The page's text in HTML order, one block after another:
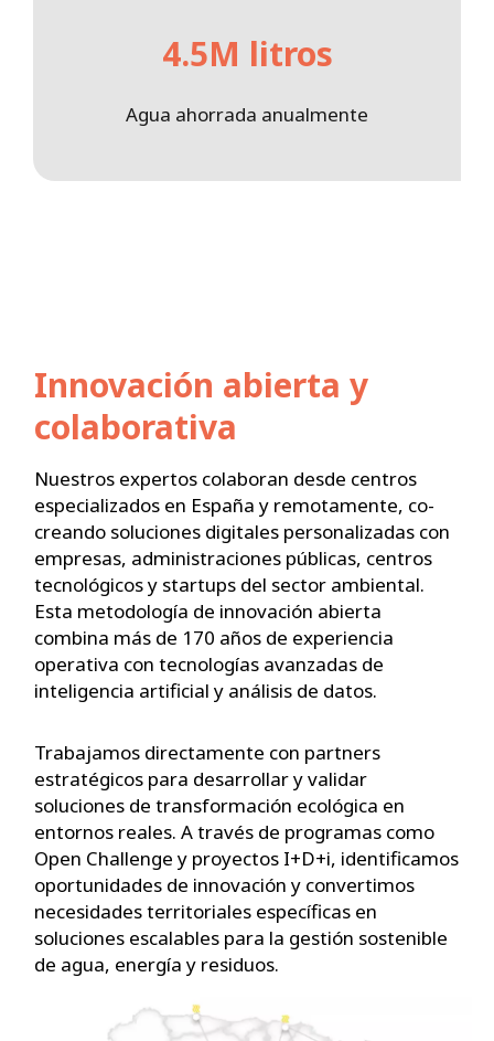
4.5M litros
Agua ahorrada anualmente
Innovación abierta y
colaborativa
Nuestros expertos colaboran desde centros
especializados en España y remotamente, co-
creando soluciones digitales personalizadas con
empresas, administraciones públicas, centros
tecnológicos y startups del sector ambiental.
Esta metodología de innovación abierta
combina más de 170 años de experiencia
operativa con tecnologías avanzadas de
inteligencia artificial y análisis de datos.
Trabajamos directamente con partners
estratégicos para desarrollar y validar
soluciones de transformación ecológica en
entornos reales. A través de programas como
Open Challenge y proyectos I+D+i, identificamos
oportunidades de innovación y convertimos
necesidades territoriales específicas en
soluciones escalables para la gestión sostenible
de agua, energía y residuos.